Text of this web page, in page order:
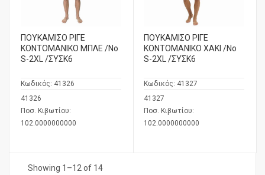
ΠΟΥΚΑΜΙΣΟ ΡΙΓΕ
ΚΟΝΤΟΜΑΝΙΚΟ ΜΠΛΕ /No
S-2XL /ΣΥΣΚ6
Κωδικός: 41326
41326
Ποσ. Κιβωτίου:
102.0000000000
ΠΟΥΚΑΜΙΣΟ ΡΙΓΕ
ΚΟΝΤΟΜΑΝΙΚΟ ΧΑΚΙ /No
S-2XL /ΣΥΣΚ6
Κωδικός: 41327
41327
Ποσ. Κιβωτίου:
102.0000000000
Showing 1–12 of 14